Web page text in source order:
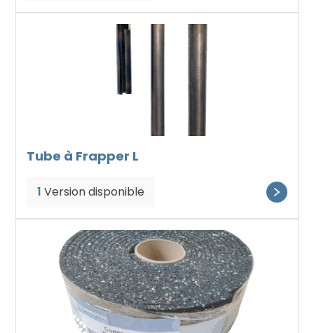
Tube à Frapper L
1 Version disponible